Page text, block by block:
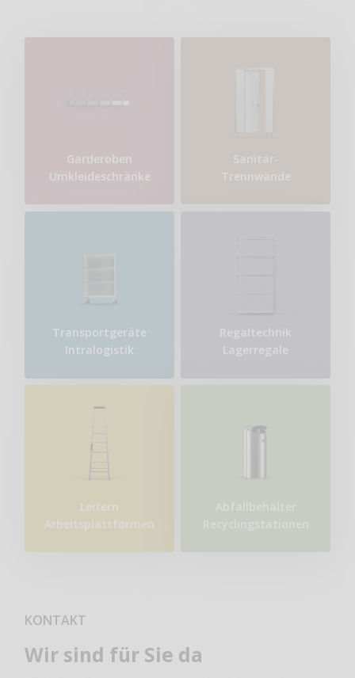
Garderoben
Umkleideschränke
Sanitär-
Trennwände
Transport​geräte
Intralogistik
Regaltechnik
Lagerregale
Leitern
Arbeitsplattformen
Abfallbehälter
Recyclingstationen
KONTAKT
Wir sind für Sie da